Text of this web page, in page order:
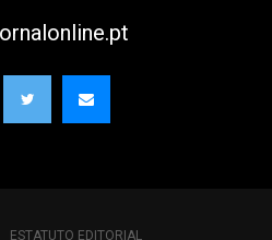
ESTATUTO EDITORIAL